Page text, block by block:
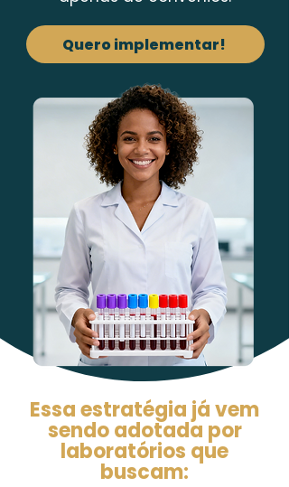
Quero implementar!
Essa estratégia já vem
sendo adotada por
laboratórios que
buscam: